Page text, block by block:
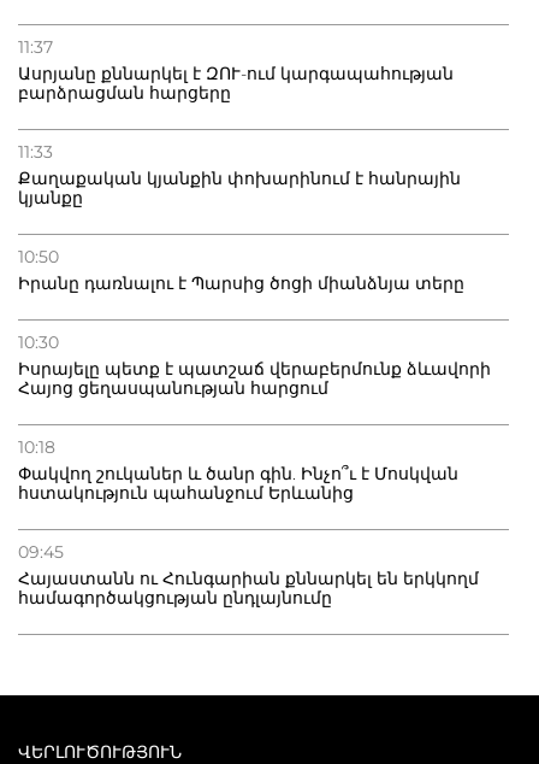
11:37
Ասրյանը քննարկել է ԶՈՒ-ում կարգապահության
բարձրացման հարցերը
11:33
Քաղաքական կյանքին փոխարինում է հանրային
կյանքը
10:50
Իրանը դառնալու է Պարսից ծոցի միանձնյա տերը
10:30
Իսրայելը պետք է պատշաճ վերաբերմունք ձևավորի
Հայոց ցեղասպանության հարցում
10:18
Փակվող շուկաներ և ծանր գին. Ինչո՞ւ է Մոսկվան
հստակություն պահանջում Երևանից
09:45
Հայաստանն ու Հունգարիան քննարկել են երկկողմ
համագործակցության ընդլայնումը
ՎԵՐԼՈՒԾՈՒԹՅՈՒՆ